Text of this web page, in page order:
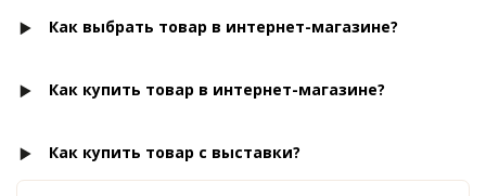
Как выбрать товар в интернет-магазине?
Как купить товар в интернет-магазине?
Как купить товар с выставки?